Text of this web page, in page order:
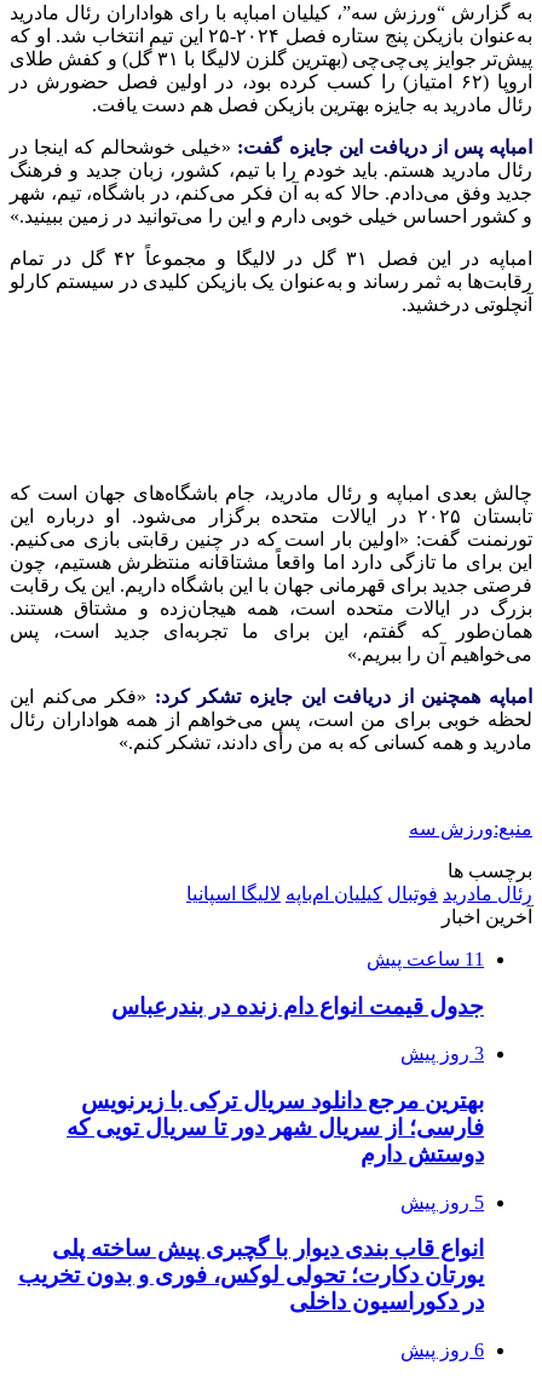
به گزارش “ورزش سه”، کیلیان امباپه با رای هواداران رئال مادرید
به‌عنوان بازیکن پنج ستاره فصل ۲۰۲۴-۲۵ این تیم انتخاب شد. او که
پیش‌تر جوایز پی‌چی‌چی (بهترین گلزن لالیگا با ۳۱ گل) و کفش طلای
اروپا (۶۲ امتیاز) را کسب کرده بود، در اولین فصل حضورش در
رئال مادرید به جایزه بهترین بازیکن فصل هم دست یافت.
امباپه پس از دریافت این جایزه گفت: «خیلی خوشحالم که اینجا در
رئال مادرید هستم. باید خودم را با تیم، کشور، زبان جدید و فرهنگ
جدید وفق می‌دادم. حالا که به آن فکر می‌کنم، در باشگاه، تیم، شهر
و کشور احساس خیلی خوبی دارم و این را می‌توانید در زمین ببینید.»
امباپه در این فصل ۳۱ گل در لالیگا و مجموعاً ۴۲ گل در تمام
رقابت‌ها به ثمر رساند و به‌عنوان یک بازیکن کلیدی در سیستم کارلو
آنچلوتی درخشید.
چالش بعدی امباپه و رئال مادرید، جام باشگاه‌های جهان است که
تابستان ۲۰۲۵ در ایالات متحده برگزار می‌شود. او درباره این
تورنمنت گفت: «اولین بار است که در چنین رقابتی بازی می‌کنیم.
این برای ما تازگی دارد اما واقعاً مشتاقانه منتظرش هستیم، چون
فرصتی جدید برای قهرمانی جهان با این باشگاه داریم. این یک رقابت
بزرگ در ایالات متحده است، همه هیجان‌زده و مشتاق هستند.
همان‌طور که گفتم، این برای ما تجربه‌ای جدید است، پس
می‌خواهیم آن را ببریم.»
امباپه همچنین از دریافت این جایزه تشکر کرد: «فکر می‌کنم این
لحظه خوبی برای من است، پس می‌خواهم از همه هواداران رئال
مادرید و همه کسانی که به من رأی دادند، تشکر کنم.»
منبع:ورزش سه
برچسب ها
رئال مادرید فوتبال کیلیان ام‌باپه لالیگا اسپانیا
آخرین اخبار
11 ساعت پیش
جدول قیمت انواع دام زنده در بندرعباس
3 روز پیش
بهترین مرجع دانلود سریال ترکی با زیرنویس
فارسی؛ از سریال شهر دور تا سریال تویی که
دوستش دارم
5 روز پیش
انواع قاب بندی دیوار با گچبری پیش ساخته پلی
یورتان دکارت؛ تحولی لوکس، فوری و بدون تخریب
در دکوراسیون داخلی
6 روز پیش